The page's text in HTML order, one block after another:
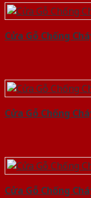
Cửa Gỗ Chống
Cửa Gỗ Chống
Cửa Gỗ Chống